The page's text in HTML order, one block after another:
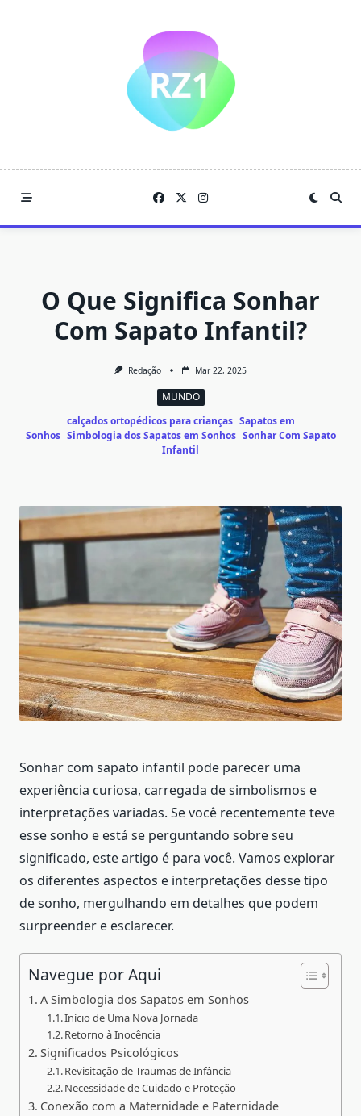
O Que Significa Sonhar
Com Sapato Infantil?
Redação Mar 22, 2025
MUNDO
calçados ortopédicos para crianças Sapatos em
Sonhos Simbologia dos Sapatos em Sonhos Sonhar Com Sapato
Infantil
Sonhar com sapato infantil pode parecer uma
experiência curiosa, carregada de simbolismos e
interpretações variadas. Se você recentemente teve
esse sonho e está se perguntando sobre seu
significado, este artigo é para você. Vamos explorar
os diferentes aspectos e interpretações desse tipo
de sonho, mergulhando em detalhes que podem
surpreender e esclarecer.
Navegue por Aqui
A Simbologia dos Sapatos em Sonhos
Início de Uma Nova Jornada
Retorno à Inocência
Significados Psicológicos
Revisitação de Traumas de Infância
Necessidade de Cuidado e Proteção
Conexão com a Maternidade e Paternidade